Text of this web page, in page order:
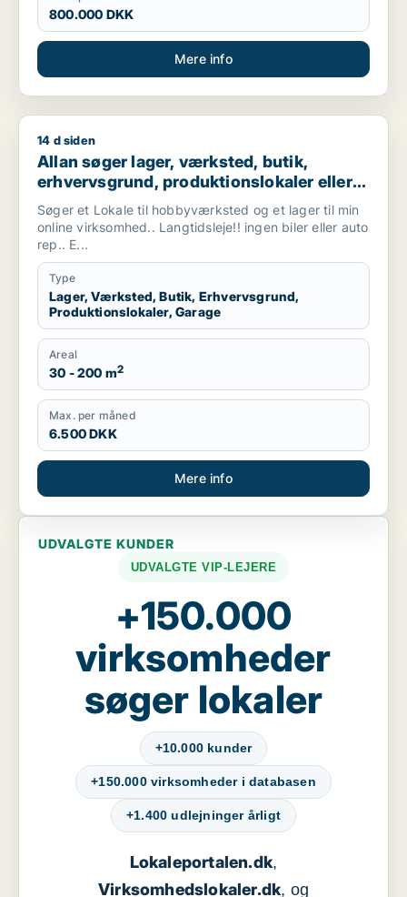
800.000 DKK
Mere info
Allan søger lager, værksted, butik, erhvervsgrund,
14 d siden
Allan søger lager, værksted, butik,
erhvervsgrund, produktionslokaler eller
garage til leje i Vallensbæk, Ishøj eller
Sorø m.fl.
Søger et Lokale til hobbyværksted og et lager til min
online virksomhed.. Langtidsleje!! ingen biler eller auto
rep.. E...
Type
Lager, Værksted, Butik, Erhvervsgrund,
Produktionslokaler, Garage
Areal
30 - 200 m2
Max. per måned
6.500 DKK
Mere info
UDVALGTE KUNDER
UDVALGTE VIP-LEJERE
+150.000
virksomheder
søger lokaler
+10.000 kunder
+150.000 virksomheder i databasen
+1.400 udlejninger årligt
Lokaleportalen.dk,
Virksomhedslokaler.dk, og